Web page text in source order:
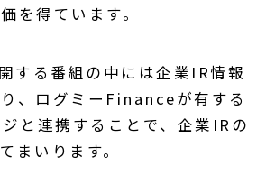
を得ています。
する番組の中には企業IR情報
、ログミーFinanceが有する
と連携することで、企業IRの
まいります。